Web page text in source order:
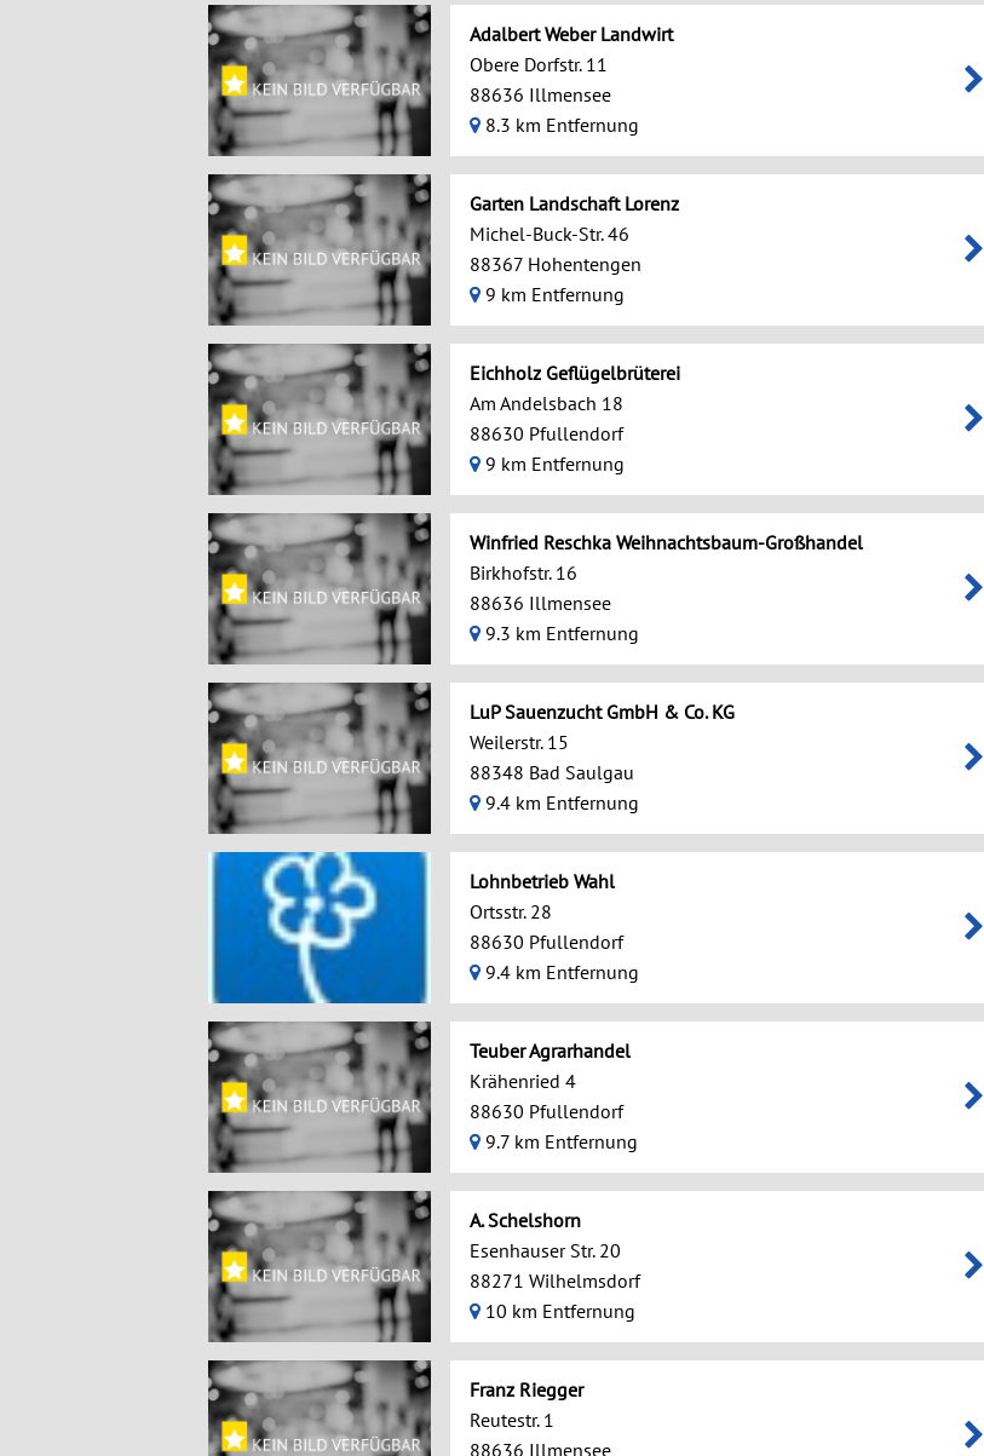
Adalbert Weber Landwirt
Obere Dorfstr. 11
88636 Illmensee
8.3 km Entfernung
Garten Landschaft Lorenz
Michel-Buck-Str. 46
88367 Hohentengen
9 km Entfernung
Eichholz Geflügelbrüterei
Am Andelsbach 18
88630 Pfullendorf
9 km Entfernung
Winfried Reschka Weihnachtsbaum-Großhandel
Birkhofstr. 16
88636 Illmensee
9.3 km Entfernung
LuP Sauenzucht GmbH & Co. KG
Weilerstr. 15
88348 Bad Saulgau
9.4 km Entfernung
Lohnbetrieb Wahl
Ortsstr. 28
88630 Pfullendorf
9.4 km Entfernung
Teuber Agrarhandel
Krähenried 4
88630 Pfullendorf
9.7 km Entfernung
A. Schelshorn
Esenhauser Str. 20
88271 Wilhelmsdorf
10 km Entfernung
Franz Riegger
Reutestr. 1
88636 Illmensee